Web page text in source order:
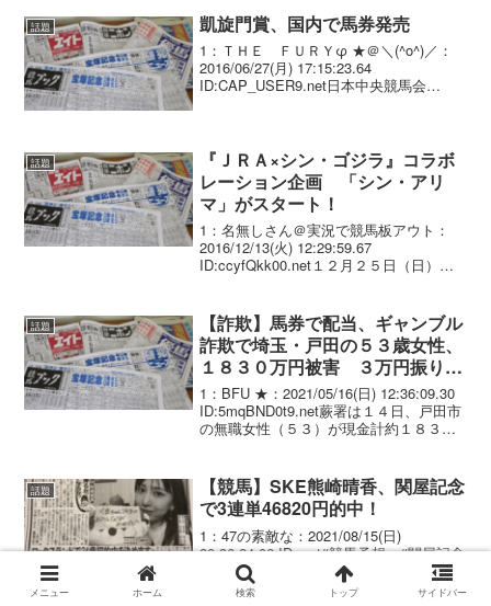
表の内容（出走馬、出走馬の馬...
話題 凱旋門賞、国内で馬券発売
1：ＴＨＥ ＦＵＲＹφ ★＠＼(^o^)／：
2016/06/27(月) 17:15:23.64
ID:CAP_USER9.net日本中央競馬会
話題
『ＪＲＡ×シン・ゴジラ』コラボ
レーション企画 「シン・アリ
マ」がスタート！
1：名無しさん＠実況で競馬板アウト：
2016/12/13(火) 12:29:59.67
ID:ccyfQkk00.net１２月２５日（日）に
『シン・ゴジラ』とコラボレー...
話題
【詐欺】馬券で配当、ギャンブル
詐欺で埼玉・戸田の５３歳女性、
１８３０万円被害 ３万円振り込
み、３万３２００円が戻り信じ
る…
1：BFU ★：2021/05/16(日) 12:36:09.30
ID:5mqBND0t9.net蕨署は１４日、戸田市
の無職女性（５３）が現金計約１８３０
２月中旬ごろ...
話題
【競馬】SKE熊崎晴香、関屋記念
で3連単46820円的中！
1：47の素敵な：2021/08/15(日)
20:36:24.06 ID:.net#競馬予想 #関屋記念
#ハルカ伸るか反るか#東スポ24歳初予
想！！いけー！！????◎6ロータスランド
メニュー ホーム 検索 トップ サイドバー